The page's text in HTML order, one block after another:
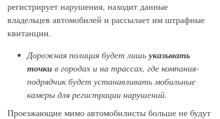
регистрирует нарушения, находит данные
владельцев автомобилей и рассылает им штрафные
квитанции.
Дорожная полиция будет лишь указывать
точки в городах и на трассах, где компания-
подрядчик будет устанавливать мобильные
камеры для регистрации нарушений.
Проезжающие мимо автомобилисты больше не будут